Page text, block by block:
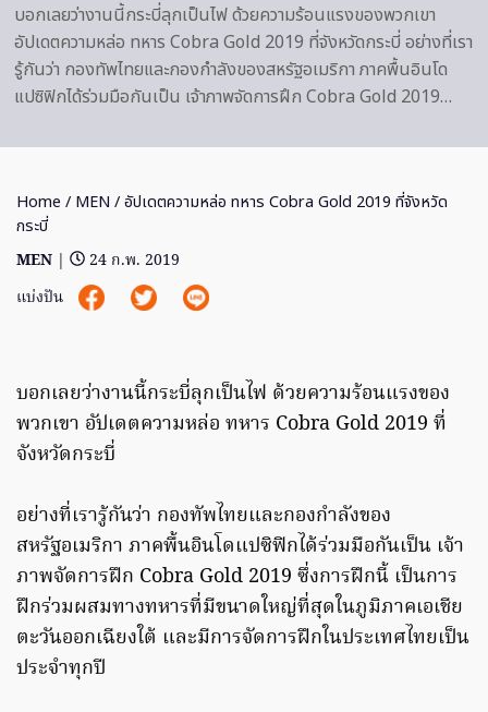
บอกเลยว่างานนี้กระบี่ลุกเป็นไฟ ด้วยความร้อนแรงของพวกเขา
อัปเดตความหล่อ ทหาร Cobra Gold 2019 ที่จังหวัดกระบี่ อย่างที่เรา
รู้กันว่า กองทัพไทยและกองกำลังของสหรัฐอเมริกา ภาคพื้นอินโด
แปซิฟิกได้ร่วมมือกันเป็น เจ้าภาพจัดการฝึก Cobra Gold 2019…
Home / MEN / อัปเดตความหล่อ ทหาร Cobra Gold 2019 ที่จังหวัด
กระบี่
MEN |
24 ก.พ. 2019
แบ่งปัน
บอกเลยว่างานนี้กระบี่ลุกเป็นไฟ ด้วยความร้อนแรงของ
พวกเขา อัปเดตความหล่อ ทหาร Cobra Gold 2019 ที่
จังหวัดกระบี่
อย่างที่เรารู้กันว่า กองทัพไทยและกองกำลังของ
สหรัฐอเมริกา ภาคพื้นอินโดแปซิฟิกได้ร่วมมือกันเป็น เจ้า
ภาพจัดการฝึก Cobra Gold 2019 ซึ่งการฝึกนี้ เป็นการ
ฝึกร่วมผสมทางทหารที่มีขนาดใหญ่ที่สุดในภูมิภาคเอเชีย
ตะวันออกเฉียงใต้ และมีการจัดการฝึกในประเทศไทยเป็น
ประจำทุกปี